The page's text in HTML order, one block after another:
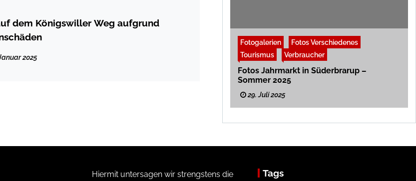
dem Königswiller Weg aufgrund
2025
Fotogalerien
Fotos Verschiedenes
Tourismus
Verbraucher
Fotos Jahrmarkt in Süderbrarup –
Sommer 2025
29. Juli 2025
Hiermit untersagen wir strengstens die
Tags